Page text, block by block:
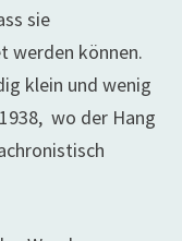
sie
werden können.
klein und wenig
wo der Hang